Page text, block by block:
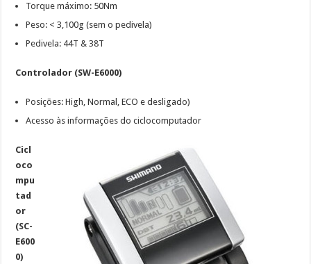
Torque máximo: 50Nm
Peso: < 3,100g (sem o pedivela)
Pedivela: 44T & 38T
Controlador (SW-E6000)
Posições: High, Normal, ECO e desligado)
Acesso às informações do ciclocomputador
Cicl
oco
mpu
tad
or
(SC-
E600
0)